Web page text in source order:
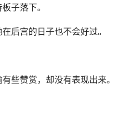
子落下。
后宫的日子也不会好过。
些赞赏，却没有表现出来。